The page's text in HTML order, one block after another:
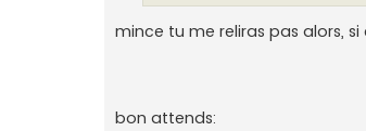
mince tu me reliras pas alors, si
bon attends: